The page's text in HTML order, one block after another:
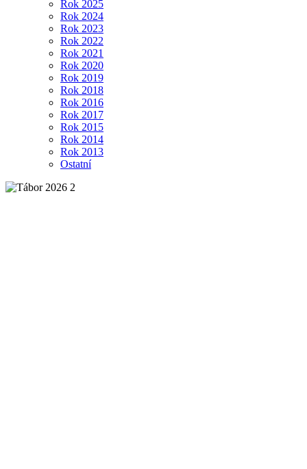
Rok 2025
Rok 2024
Rok 2023
Rok 2022
Rok 2021
Rok 2020
Rok 2019
Rok 2018
Rok 2016
Rok 2017
Rok 2015
Rok 2014
Rok 2013
Ostatní